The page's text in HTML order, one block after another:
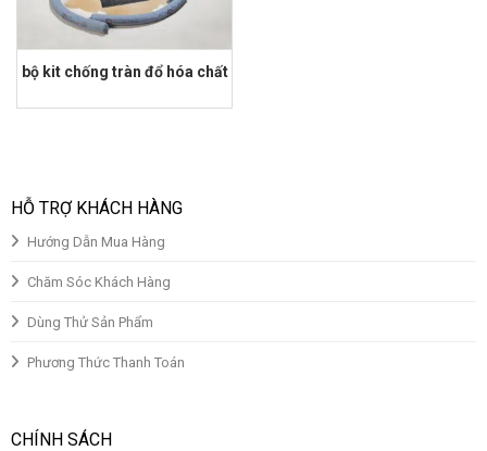
bộ kit chống tràn đổ hóa chất
HỖ TRỢ KHÁCH HÀNG
Hướng Dẫn Mua Hàng
Chăm Sóc Khách Hàng
Dùng Thử Sản Phẩm
Phương Thức Thanh Toán
CHÍNH SÁCH